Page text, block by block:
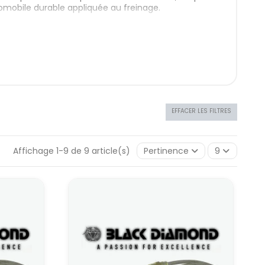
durable appliquée au freinage.
l’aéronautique : commandes hydrauliques,
la même philosophie : limiter la dilatation,
à fiabiliser la base (freins, refroidissement,
certes, peu spectaculaires à l’œil, mais
base :
EFFACER LES FILTRES
Affichage 1-9 de 9 article(s) Pertinence 9